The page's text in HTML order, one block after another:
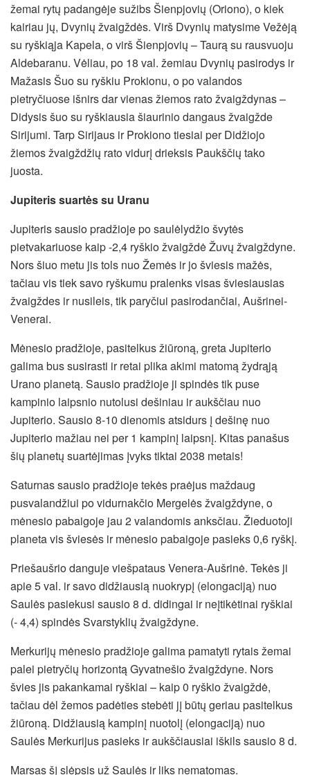
žemai rytų padangėje sužibs Šienpjovių (Oriono), o kiek
kairiau jų, Dvynių žvaigždės. Virš Dvynių matysime Vežėją
su ryškiąja Kapela, o virš Šienpjovių – Taurą su rausvuoju
Aldebaranu. Vėliau, po 18 val. žemiau Dvynių pasirodys ir
Mažasis Šuo su ryškiu Prokionu, o po valandos
pietryčiuose išnirs dar vienas žiemos rato žvaigždynas –
Didysis šuo su ryškiausia šiaurinio dangaus žvaigžde
Sirijumi. Tarp Sirijaus ir Prokiono tiesiai per Didžiojo
žiemos žvaigždžių rato vidurį drieksis Paukščių tako
juosta.
Jupiteris suartės su Uranu
Jupiteris sausio pradžioje po saulėlydžio švytės
pietvakariuose kaip -2,4 ryškio žvaigždė Žuvų žvaigždyne.
Nors šiuo metu jis tols nuo Žemės ir jo šviesis mažės,
tačiau vis tiek savo ryškumu pralenks visas šviesiausias
žvaigždes ir nusileis, tik paryčiui pasirodančiai, Aušrinei-
Venerai.
Mėnesio pradžioje, pasitelkus žiūroną, greta Jupiterio
galima bus susirasti ir retai plika akimi matomą žydrąją
Urano planetą. Sausio pradžioje ji spindės tik puse
kampinio laipsnio nutolusi dešiniau ir aukščiau nuo
Jupiterio. Sausio 8-10 dienomis atsidurs į dešinę nuo
Jupiterio mažiau nei per 1 kampinį laipsnį. Kitas panašus
šių planetų suartėjimas įvyks tiktai 2038 metais!
Saturnas sausio pradžioje tekės praėjus maždaug
pusvalandžiui po vidurnakčio Mergelės žvaigždyne, o
mėnesio pabaigoje jau 2 valandomis anksčiau. Žieduotoji
planeta vis šviesės ir mėnesio pabaigoje pasieks 0,6 ryškį.
Priešaušrio danguje viešpataus Venera-Aušrinė. Tekės ji
apie 5 val. ir savo didžiausią nuokrypį (elongaciją) nuo
Saulės pasiekusi sausio 8 d. didingai ir neįtikėtinai ryškiai
(- 4,4) spindės Svarstyklių žvaigždyne.
Merkurijų mėnesio pradžioje galima pamatyti rytais žemai
palei pietryčių horizontą Gyvatnešio žvaigždyne. Nors
švies jis pakankamai ryškiai – kaip 0 ryškio žvaigždė,
tačiau dėl žemos padėties stebėti jį būtų geriau pasitelkus
žiūroną. Didžiausią kampinį nuotolį (elongaciją) nuo
Saulės Merkurijus pasieks ir aukščiausiai iškils sausio 8 d.
Marsas šį slėpsis už Saulės ir liks nematomas.